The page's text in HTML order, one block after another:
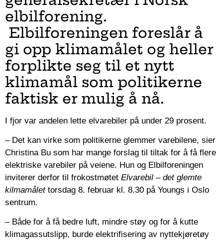
elbilforening.
Elbilforeningen foreslår å
gi opp klimamålet og heller
forplikte seg til et nytt
klimamål som politikerne
faktisk er mulig å nå.
I fjor var andelen lette elvarebiler på under 29 prosent.
– Det kan virke som politikerne glemmer varebilene, sier
Christina Bu som har mange forslag til tiltak for å få flere
elektriske varebiler på veiene. Hun og Elbilforeningen
inviterer derfor til frokostmøtet Elvarebil – det glemte
kilmamålettorsdag 8. februar kl. 8.30 på Youngs i Oslo
sentrum.
– Både for å få bedre luft, mindre støy og for å kutte
klimagassutslipp, burde elektrifisering av nyttekjøretøy